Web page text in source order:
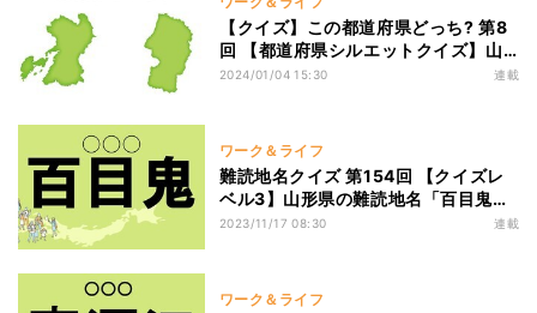
【クイズ】この都道府県どっち? 第8
回 【都道府県シルエットクイズ】山
形県はどっち?
2024/01/04 15:30 連載
ワーク＆ライフ
難読地名クイズ 第154回 【クイズレ
ベル3】山形県の難読地名「百目鬼」
って読める?
2023/11/17 08:30 連載
ワーク＆ライフ